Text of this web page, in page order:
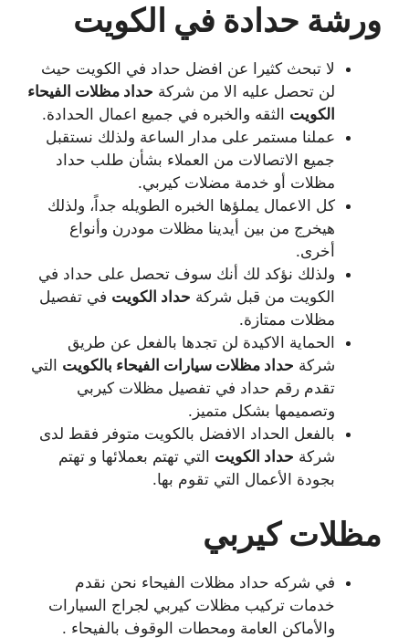
ورشة حدادة في الكويت
لا تبحث كثيرا عن افضل حداد في الكويت حيث
لن تحصل عليه الا من شركة حداد مظلات الفيحاء
الكويت الثقه والخبره في جميع اعمال الحدادة.
عملنا مستمر على مدار الساعة ولذلك نستقبل
جميع الاتصالات من العملاء بشأن طلب حداد
مظلات أو خدمة مضلات كيربي.
كل الاعمال يملؤها الخبره الطويله جداً، ولذلك
هيخرج من بين أيدينا مظلات مودرن وأنواع
أخرى.
ولذلك نؤكد لك أنك سوف تحصل على حداد في
الكويت من قبل شركة حداد الكويت في تفصيل
مظلات ممتازة.
الحماية الاكيدة لن تجدها بالفعل عن طريق
شركة حداد مظلات سيارات الفيحاء بالكويت التي
تقدم رقم حداد في تفصيل مظلات كيربي
وتصميمها بشكل متميز.
بالفعل الحداد الافضل بالكويت متوفر فقط لدى
شركة حداد الكويت التي تهتم بعملائها و تهتم
بجودة الأعمال التي تقوم بها.
مظلات كيربي
في شركه حداد مظلات الفيحاء نحن نقدم
خدمات تركيب مظلات كيربي لجراج السيارات
والأماكن العامة ومحطات الوقوف بالفيحاء .